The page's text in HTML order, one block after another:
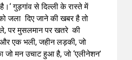
गुड़गांव से दिल्ली के रास्ते में
जला दिए जाने की खबर है तो
पर मुसलमान पर खतरे की
और एक भली, जहीन लड़की, जो
जो मन उचाट हुआ है, जो ‘एलीनेशन’